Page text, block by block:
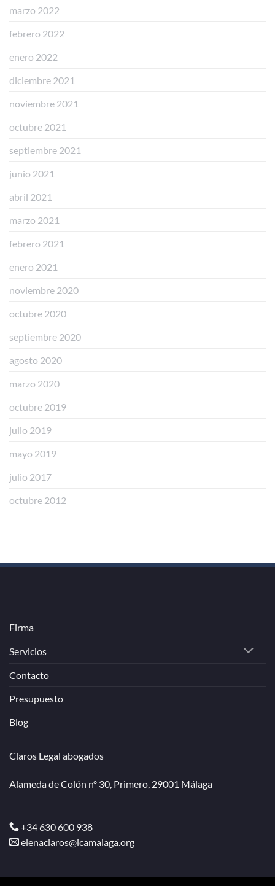
marzo 2022
febrero 2022
enero 2022
diciembre 2021
noviembre 2021
octubre 2021
septiembre 2021
junio 2021
abril 2021
marzo 2021
febrero 2021
enero 2021
noviembre 2020
octubre 2020
septiembre 2020
agosto 2020
marzo 2020
octubre 2019
julio 2019
mayo 2019
julio 2017
octubre 2012
Firma
Servicios
Contacto
Presupuesto
Blog
Claros Legal abogados
Alameda de Colón nº 30, Primero, 29001 Málaga
+34 630 600 938
elenaclaros@icamalaga.org